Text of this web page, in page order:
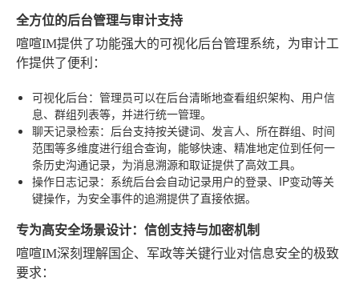
全方位的后台管理与审计支持
喧喧IM提供了功能强大的可视化后台管理系统，为审计工
作提供了便利：
可视化后台：管理员可以在后台清晰地查看组织架构、用户信
息、群组列表等，并进行统一管理。
聊天记录检索：后台支持按关键词、发言人、所在群组、时间
范围等多维度进行组合查询，能够快速、精准地定位到任何一
条历史沟通记录，为消息溯源和取证提供了高效工具。
操作日志记录：系统后台会自动记录用户的登录、IP变动等关
键操作，为安全事件的追溯提供了直接依据。
专为高安全场景设计：信创支持与加密机制
喧喧IM深刻理解国企、军政等关键行业对信息安全的极致
要求：